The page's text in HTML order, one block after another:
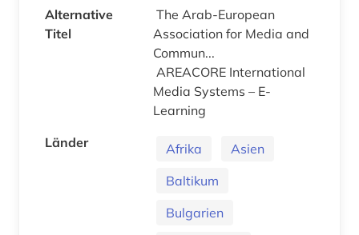
Alternative
Titel
The Arab-European
Association for Media and
Commun...
AREACORE International
Media Systems – E-
Learning
Länder
Afrika
Asien
Baltikum
Bulgarien